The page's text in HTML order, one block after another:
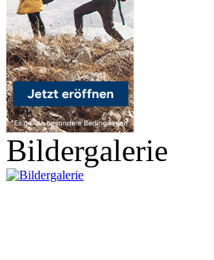
Bildergalerie